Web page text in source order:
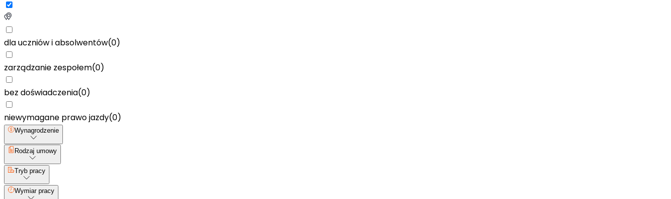
dla uczniów i absolwentów(0)
zarządzanie zespołem(0)
bez doświadczenia(0)
niewymagane prawo jazdy(0)
Wynagrodzenie
Rodzaj umowy
Tryb pracy
Wymiar pracy